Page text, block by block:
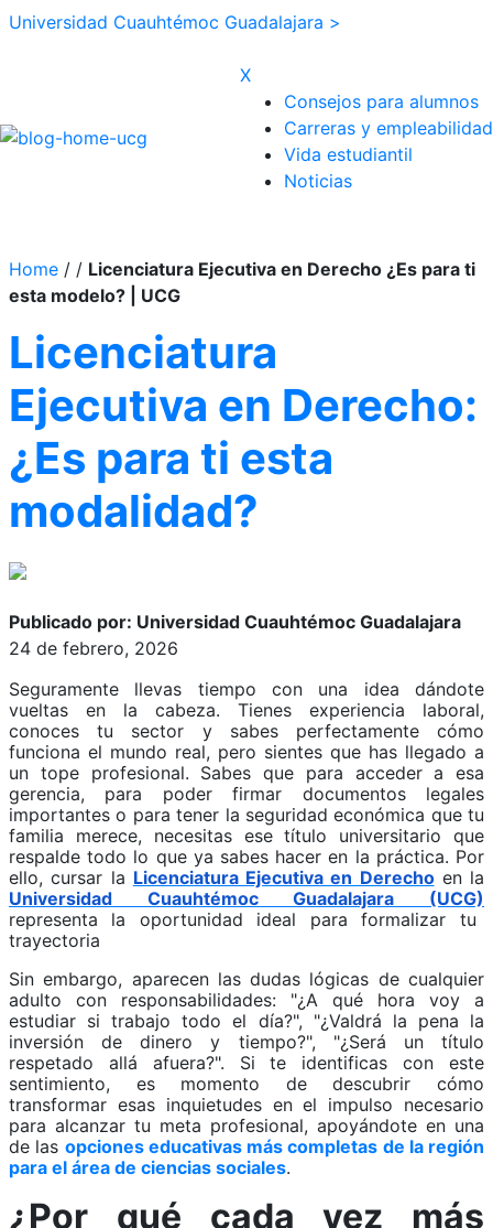
Universidad Cuauhtémoc Guadalajara >
X
Consejos para alumnos
Carreras y empleabilidad
Vida estudiantil
Noticias
Home / / Licenciatura Ejecutiva en Derecho ¿Es para ti
esta modelo? | UCG
Licenciatura
Ejecutiva en Derecho:
¿Es para ti esta
modalidad?
Publicado por: Universidad Cuauhtémoc Guadalajara
24 de febrero, 2026
Seguramente llevas tiempo con una idea dándote
vueltas en la cabeza. Tienes experiencia laboral,
conoces tu sector y sabes perfectamente cómo
funciona el mundo real, pero sientes que has llegado a
un tope profesional. Sabes que para acceder a esa
gerencia, para poder firmar documentos legales
importantes o para tener la seguridad económica que tu
familia merece, necesitas ese título universitario que
respalde todo lo que ya sabes hacer en la práctica. Por
ello, cursar la Licenciatura Ejecutiva en Derechoen la
Universidad Cuauhtémoc Guadalajara (UCG)
representa la oportunidad ideal para formalizar tu
trayectoria
Sin embargo, aparecen las dudas lógicas de cualquier
adulto con responsabilidades: "¿A qué hora voy a
estudiar si trabajo todo el día?", "¿Valdrá la pena la
inversión de dinero y tiempo?", "¿Será un título
respetado allá afuera?". Si te identificas con este
sentimiento, es momento de descubrir cómo
transformar esas inquietudes en el impulso necesario
para alcanzar tu meta profesional, apoyándote en una
de las opciones educativas más completas de la región
para el área de ciencias sociales.
¿Por qué cada vez más